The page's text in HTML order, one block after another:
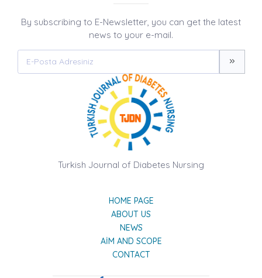
By subscribing to E-Newsletter, you can get the latest
news to your e-mail.
Turkish Journal of Diabetes Nursing
HOME PAGE
ABOUT US
NEWS
AIM AND SCOPE
CONTACT